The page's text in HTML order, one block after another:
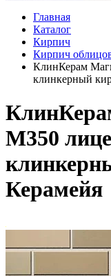
Главная
Каталог
Кирпич
Кирпич
КлинКерам
клинкерный
М350
Керамейя